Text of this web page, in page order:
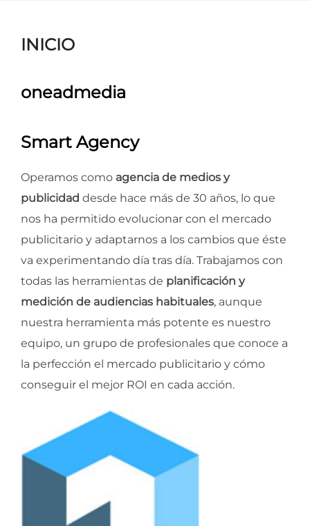
INICIO
oneadmedia
Smart Agency
Operamos como agencia de medios y
publicidad desde hace más de 30 años, lo que
nos ha permitido evolucionar con el mercado
publicitario y adaptarnos a los cambios que éste
va experimentando día tras día. Trabajamos con
todas las herramientas de planificación y
medición de audiencias habituales, aunque
nuestra herramienta más potente es nuestro
equipo, un grupo de profesionales que conoce a
la perfección el mercado publicitario y cómo
conseguir el mejor ROI en cada acción.